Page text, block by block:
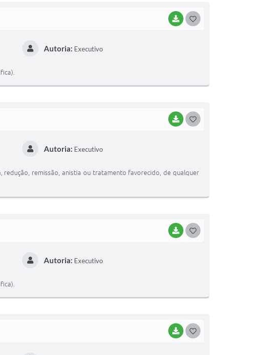
BAIXAR
Autoria: Executivo
BAIXAR
Autoria: Executivo
redução, remissão, anistia ou tratamento favorecido, de qualquer
BAIXAR
Autoria: Executivo
BAIXAR